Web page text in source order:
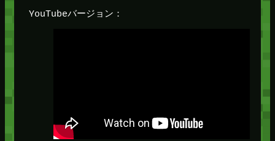
YouTubeバージョン：